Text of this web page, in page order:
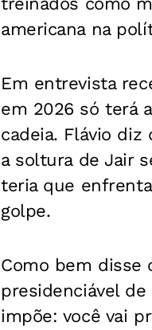
americana na
Em entrevista
em 2026 só terá
cadeia. Flávio
a soltura de Jair
teria que
golpe.
Como bem disse
presidenciável
impõe: você vai